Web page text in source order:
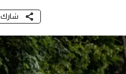
شارك